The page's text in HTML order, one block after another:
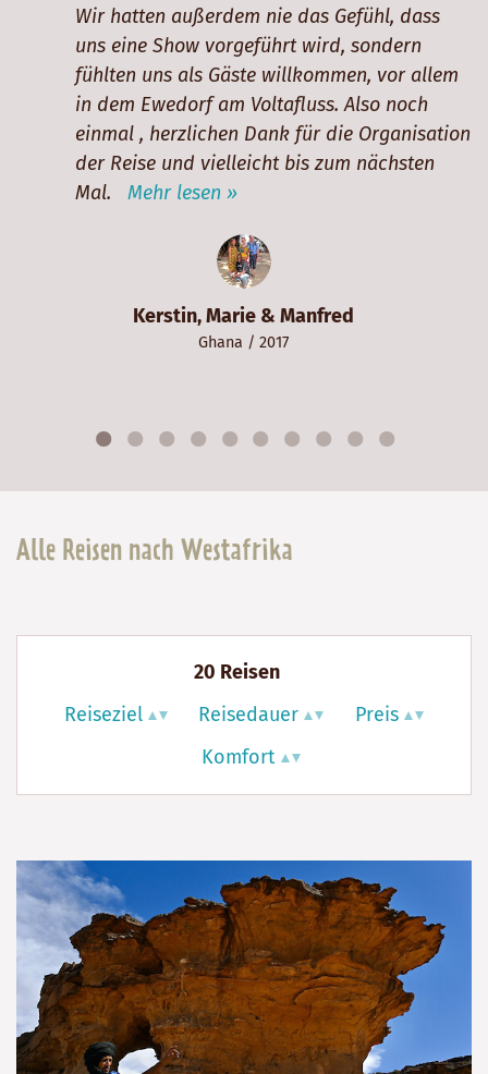
Soviel Kontakt zu den Einheimischen ist uns
in bisherigen Fernreisen (allerdings
überwiegend Gruppenreisen) bei Weitem
nicht gelungen. Rundherum empfehlenswert.
Mehr lesen »
Peter & Gabriela
Ghana/ 2020
Alle Reisen nach Westafrika
20 Reisen
Reiseziel
Reisedauer
Preis
Komfort